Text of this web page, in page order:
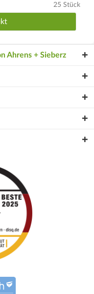
25 Stück
Ahrens + Sieberz